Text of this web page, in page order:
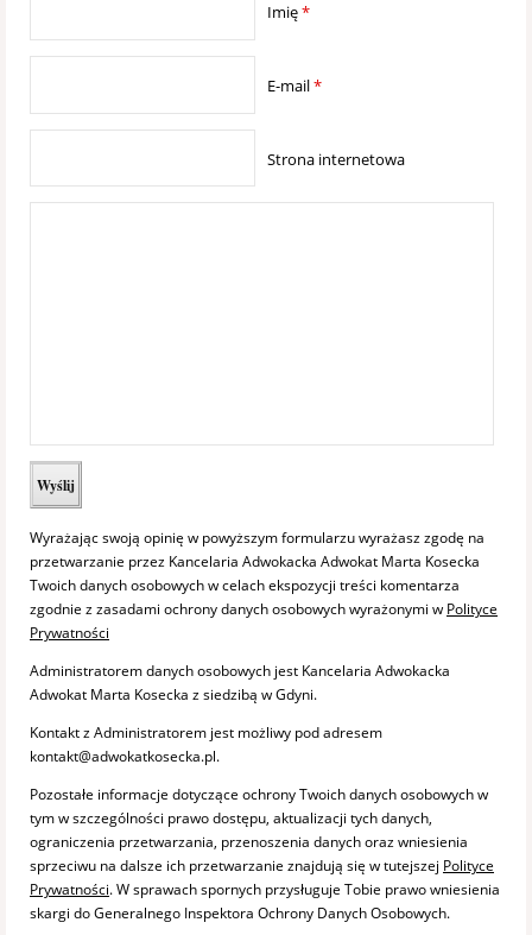
Imię*
E-mail*
Strona internetowa
Wyrażając swoją opinię w powyższym formularzu wyrażasz zgodę na
przetwarzanie przez Kancelaria Adwokacka Adwokat Marta Kosecka
Twoich danych osobowych w celach ekspozycji treści komentarza
zgodnie z zasadami ochrony danych osobowych wyrażonymi w Polityce
Prywatności
Administratorem danych osobowych jest Kancelaria Adwokacka
Adwokat Marta Kosecka z siedzibą w Gdyni.
Kontakt z Administratorem jest możliwy pod adresem
kontakt@adwokatkosecka.pl.
Pozostałe informacje dotyczące ochrony Twoich danych osobowych w
tym w szczególności prawo dostępu, aktualizacji tych danych,
ograniczenia przetwarzania, przenoszenia danych oraz wniesienia
sprzeciwu na dalsze ich przetwarzanie znajdują się w tutejszej Polityce
Prywatności. W sprawach spornych przysługuje Tobie prawo wniesienia
skargi do Generalnego Inspektora Ochrony Danych Osobowych.